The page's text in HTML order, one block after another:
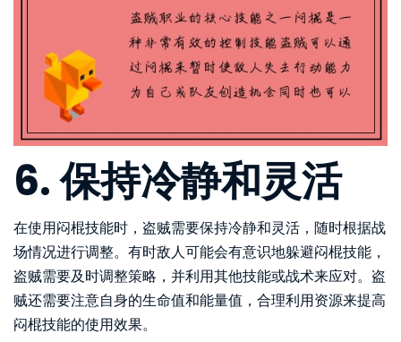
6. 保持冷静和灵活
在使用闷棍技能时，盗贼需要保持冷静和灵活，随时根据战
场情况进行调整。有时敌人可能会有意识地躲避闷棍技能，
盗贼需要及时调整策略，并利用其他技能或战术来应对。盗
贼还需要注意自身的生命值和能量值，合理利用资源来提高
闷棍技能的使用效果。